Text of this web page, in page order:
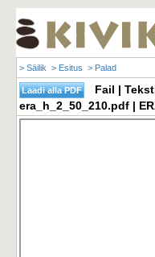
> Säilik > Esitus > Palad
Fail |
era_h_2_50_210.pdf |